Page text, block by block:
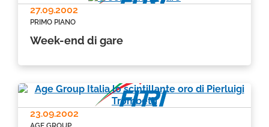
27.09.2002
PRIMO PIANO
Week-end di gare
23.09.2002